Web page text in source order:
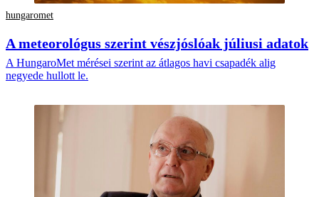
hungaromet
A meteorológus szerint vészjóslóak júliusi adatok
A HungaroMet mérései szerint az átlagos havi csapadék alig
negyede hullott le.